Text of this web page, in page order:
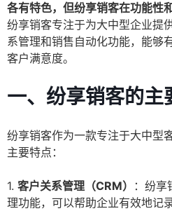
各有特色，但纷享销客在功能性
纷享销客专注于为大中型企业提
系管理和销售自动化功能，能够
客户满意度。
一、纷享销客的主
纷享销客作为一款专注于大中型
主要特点：
1. 客户关系管理（CRM）
：纷享
理功能，可以帮助企业有效地记